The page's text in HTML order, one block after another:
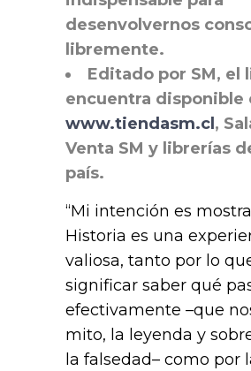
desenvolvernos
libremente.
Editado por SM, el
encuentra disponible
www.tiendasm.cl ,
Venta SM y librerías
país.
“Mi intención es
Historia es una
valiosa, tanto por lo
significar saber qué
efectivamente –que
mito, la leyenda y
la falsedad– como por